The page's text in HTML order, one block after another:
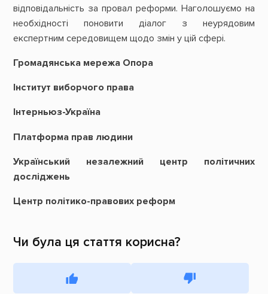
відповідальність за провал реформи. Наголошуємо на
необхідності поновити діалог з неурядовим
експертним середовищем щодо змін у цій сфері.
Громадянська мережа Опора
Інститут виборчого права
Інтерньюз-Україна
Платформа прав людини
Український незалежний центр політичних
досліджень
Центр політико-правових реформ
Чи була ця стаття корисна?